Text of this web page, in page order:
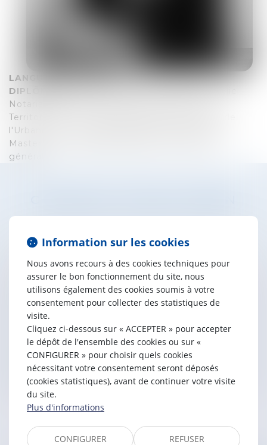
LANGUE(S) PARLÉE(S) :
fançais - anglais
DIPLÔME(S) :
Notarial « Pratique Notariale et Collectivités
Territoriales » et « Pratique Notariale et Droit de
l'Urbanisme », Diplôme Supérieur du Notariat,
Master 2 Droit Notarial, Master 1 Droit Privé
général.
Information sur les cookies
Nous avons recours à des cookies techniques pour
assurer le bon fonctionnement du site, nous
utilisons également des cookies soumis à votre
consentement pour collecter des statistiques de
visite.
Cliquez ci-dessous sur « ACCEPTER » pour accepter
le dépôt de l'ensemble des cookies ou sur «
CONFIGURER » pour choisir quels cookies
nécessitant votre consentement seront déposés
(cookies statistiques), avant de continuer votre visite
du site.
Plus d'informations
CONFIGURER REFUSER